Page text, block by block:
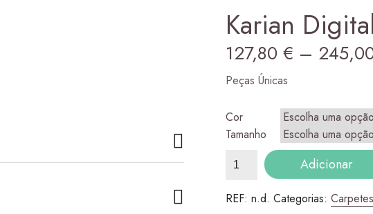
Price range: 98,00 € through 305,00 €
Karian Digital
127,80€ –
Peças Únicas
Cor
Tamanho
Quantidade
de Adicionar
REF:n.d. Categorias: